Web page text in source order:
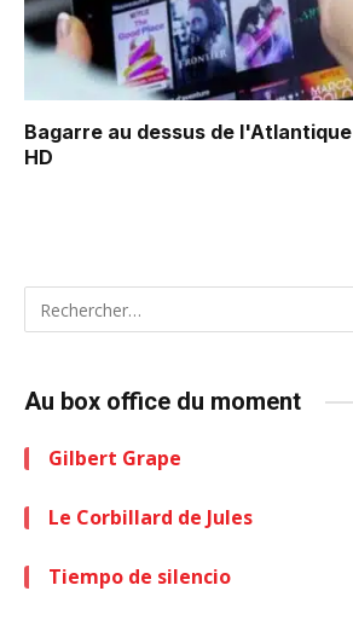
Bagarre au dessus de l'Atlantique
HD
Au box office du moment
Gilbert Grape
Le Corbillard de Jules
Tiempo de silencio